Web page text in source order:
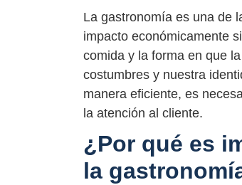
La gastronomía es una de
impacto económicamente
comida y la forma en que
costumbres y nuestra
manera eficiente, es
la atención al cliente.
¿Por qué es
la